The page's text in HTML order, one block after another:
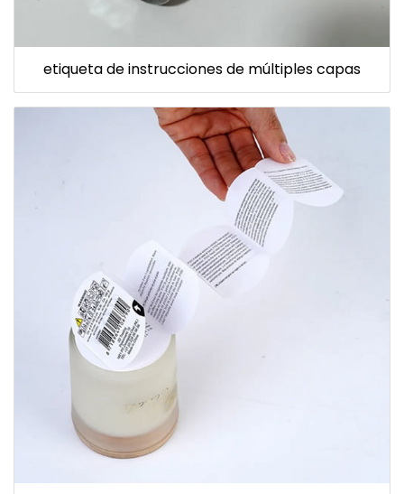
etiqueta de instrucciones de múltiples capas